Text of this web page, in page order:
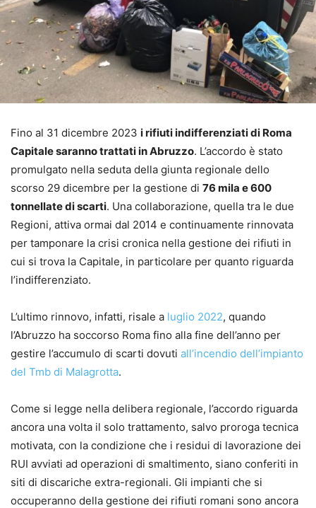
Fino al 31 dicembre 2023 i rifiuti indifferenziati di Roma
Capitale saranno trattati in Abruzzo. L’accordo è stato
promulgato nella seduta della giunta regionale dello
scorso 29 dicembre per la gestione di 76 mila e 600
tonnellate di scarti. Una collaborazione, quella tra le due
Regioni, attiva ormai dal 2014 e continuamente rinnovata
per tamponare la crisi cronica nella gestione dei rifiuti in
cui si trova la Capitale, in particolare per quanto riguarda
l’indifferenziato.
L’ultimo rinnovo, infatti, risale a luglio 2022, quando
l’Abruzzo ha soccorso Roma fino alla fine dell’anno per
gestire l’accumulo di scarti dovuti all’incendio dell’impianto
del Tmb di Malagrotta.
Come si legge nella delibera regionale, l’accordo riguarda
ancora una volta il solo trattamento, salvo proroga tecnica
motivata, con la condizione che i residui di lavorazione dei
RUI avviati ad operazioni di smaltimento, siano conferiti in
siti di discariche extra-regionali. Gli impianti che si
occuperanno della gestione dei rifiuti romani sono ancora